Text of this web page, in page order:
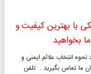
با بهترین کیفیت و
بخواهید
انتخاب علائم ایمنی و
ما تماس بگیرید . تلفن